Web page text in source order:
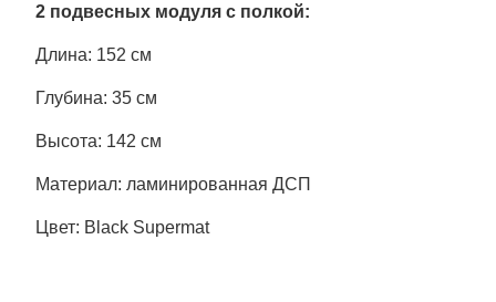
2 подвесных модуля с полкой:
Длина: 152 см
Глубина: 35 см
Высота: 142 см
Материал: ламинированная ДСП
Цвет: Black Supermat